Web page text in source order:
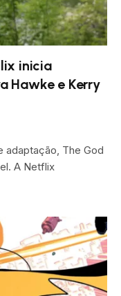
inicia
Hawke e Kerry
adaptação, The God
A Netflix